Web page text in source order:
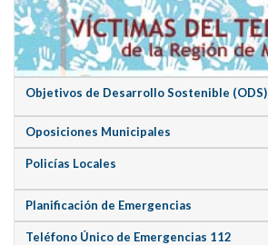
Objetivos de Desarrollo Sostenible (ODS)
Oposiciones Municipales
Policías Locales
Planificación de Emergencias
Teléfono Único de Emergencias 112